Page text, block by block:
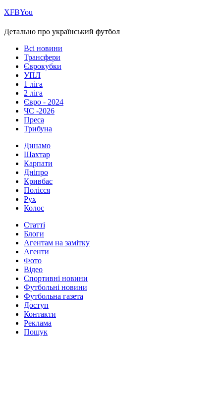
ХFBYou
Детально про український футбол
Всі новини
Трансфери
Єврокубки
УПЛ
1 ліга
2 ліга
Євро - 2024
ЧС -2026
Преса
Трибуна
Динамо
Шахтар
Карпати
Дніпро
Кривбас
Полісся
Рух
Колос
Статті
Блоги
Агентам на замітку
Агенти
Фото
Відео
Спортивні новини
Футбольні новини
Футбольна газета
Доступ
Контакти
Реклама
Пошук